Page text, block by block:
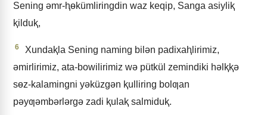
Sening ǝmr-ⱨɵkümliringdin waz keqip, Sanga asiyliⱪ
ⱪilduⱪ,
6
Xundaⱪla Sening naming bilǝn padixaⱨlirimiz,
ǝmirlirimiz, ata-bowilirimiz wǝ pütkül zemindiki hǝlⱪⱪǝ
sɵz-kalamingni yǝküzgǝn ⱪulliring bolƣan
pǝyƣǝmbǝrlǝrgǝ zadi ⱪulaⱪ salmiduⱪ.